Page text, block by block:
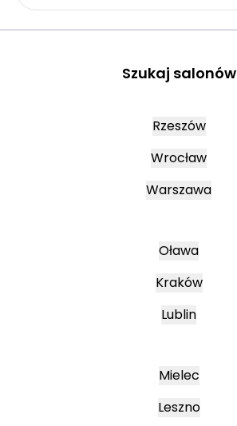
Szukaj salonów
Rzeszów
Wrocław
Warszawa
Oława
Kraków
Lublin
Mielec
Leszno